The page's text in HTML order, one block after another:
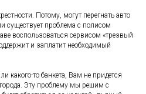
Потому, могут перегнать авто
существует проблема с полисом
воспользоваться сервисом «трезвый
и заплатит необходимый
какого-то банкета, Вам не придется
Эту проблему мы решим с